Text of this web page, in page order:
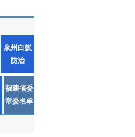
泉州白蚁
防治
福建省委
常委名单